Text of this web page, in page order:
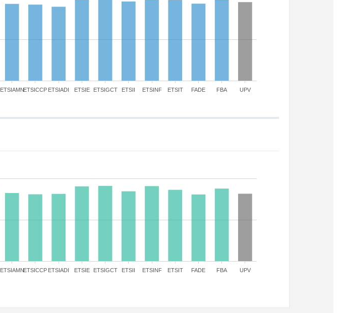
ETSIAMNETSICCP ETSIADI ETSIE ETSIGCT ETSII ETSINF ETSIT FADE FBA UPV
ETSIAMNETSICCP ETSIADI ETSIE ETSIGCT ETSII ETSINF ETSIT FADE FBA UPV